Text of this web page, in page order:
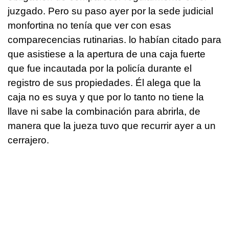
juzgado. Pero su paso ayer por la sede judicial
monfortina no tenía que ver con esas
comparecencias rutinarias. lo habían citado para
que asistiese a la apertura de una caja fuerte
que fue incautada por la policía durante el
registro de sus propiedades. Él alega que la
caja no es suya y que por lo tanto no tiene la
llave ni sabe la combinación para abrirla, de
manera que la jueza tuvo que recurrir ayer a un
cerrajero.